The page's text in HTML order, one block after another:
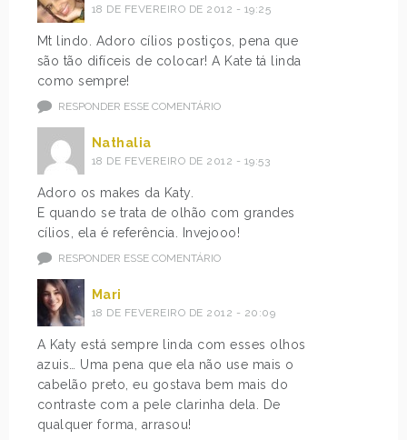
18 DE FEVEREIRO DE 2012 - 19:25
Mt lindo. Adoro cílios postiços, pena que
são tão difíceis de colocar! A Kate tá linda
como sempre!
RESPONDER ESSE COMENTÁRIO
Nathalia
18 DE FEVEREIRO DE 2012 - 19:53
Adoro os makes da Katy.
E quando se trata de olhão com grandes
cílios, ela é referência. Invejooo!
RESPONDER ESSE COMENTÁRIO
Mari
18 DE FEVEREIRO DE 2012 - 20:09
A Katy está sempre linda com esses olhos
azuis… Uma pena que ela não use mais o
cabelão preto, eu gostava bem mais do
contraste com a pele clarinha dela. De
qualquer forma, arrasou!